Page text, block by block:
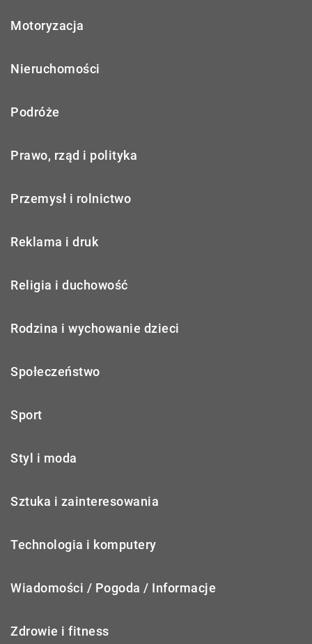
Motoryzacja
Nieruchomości
Podróże
Prawo, rząd i polityka
Przemysł i rolnictwo
Reklama i druk
Religia i duchowość
Rodzina i wychowanie dzieci
Społeczeństwo
Sport
Styl i moda
Sztuka i zainteresowania
Technologia i komputery
Wiadomości / Pogoda / Informacje
Zdrowie i fitness